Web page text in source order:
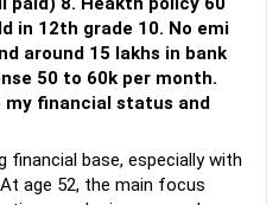
be consolidated after
grade 10. No emi
50 to 60k per month.
my financial status and
financial base, especially with
age 52, the main focus